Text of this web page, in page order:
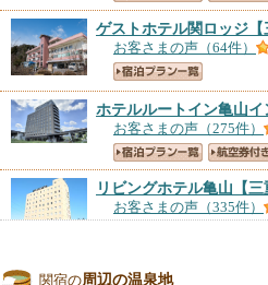
ゲストホテル関ロッジ
お客さまの声（64件）
ホテルルートイン亀山イ
お客さまの声（275件）
リビングホテル亀山 【
お客さまの声（335件）
ホテルルートイン第２亀
関宿の周辺の温泉地